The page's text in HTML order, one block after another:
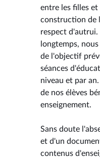
entre les filles et
construction de
respect
longtemps,
de l'objectif
séances
niveau et par
de nos élèves
enseignement.
Sans doute
et d'un
contenus